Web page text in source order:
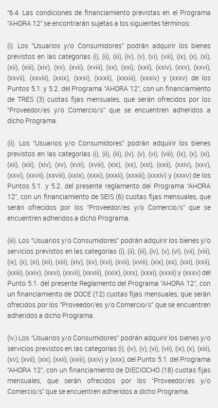
“6.4. Las condiciones de financiamiento previstas en el Programa
“AHORA 12” se encontrarán sujetas a los siguientes términos:
(i). Los “Usuarios y/o Consumidores” podrán adquirir los bienes
previstos en las categorías (i), (ii), (iii), (iv), (v), (vi), (viii), (ix), (x), (xi),
(xii), (xiii), (xiv), (xv), (xvii), (xviii), (xx), (xxi), (xxii), (xxiv), (xxv), (xxvi),
(xxvii), (xxviii), (xxix), (xxxi), (xxxii), (xxxiii), (xxxiv) y (xxxv) de los
Puntos 5.1. y 5.2. del Programa “AHORA 12”, con un financiamiento
de TRES (3) cuotas fijas mensuales, que serán ofrecidos por los
“Proveedor/es y/o Comercio/s” que se encuentren adheridos a
dicho Programa.
(ii). Los “Usuarios y/o Consumidores” podrán adquirir los bienes
previstos en las categorías (i), (ii), (iii), (iv), (v), (vi), (viii), (ix), (x), (xi),
(xii), (xiii), (xiv), (xv), (xvii), (xviii), (xix), (xx), (xxi), (xxii), (xxiv), (xxv),
(xxvi), (xxvii), (xxviii), (xxix), (xxxi), (xxxii), (xxxiii), (xxxiv) y (xxxv) de los
Puntos 5.1. y 5.2. del presente reglamento del Programa “AHORA
12”, con un financiamiento de SEIS (6) cuotas fijas mensuales, que
serán ofrecidos por los “Proveedor/es y/o Comercio/s” que se
encuentren adheridos a dicho Programa.
(iii). Los “Usuarios y/o Consumidores” podrán adquirir los bienes y/o
servicios previstos en las categorías (i), (ii), (iii), (iv), (v), (vi), (vii), (viii),
(ix), (x), (xi), (xii), (xiii), (xiv), (xv), (xvi), (xvii), (xviii), (xix), (xx), (xxi), (xxii),
(xxiii), (xxiv), (xxvi), (xxvii), (xxviii), (xxix), (xxx), (xxxi), (xxxii) y (xxxv) del
Punto 5.1. del presente Reglamento del Programa “AHORA 12”, con
un financiamiento de DOCE (12) cuotas fijas mensuales, que serán
ofrecidos por los “Proveedor/es y/o Comercio/s” que se encuentren
adheridos a dicho Programa.
(iv.) Los “Usuarios y/o Consumidores” podrán adquirir los bienes y/o
servicios previstos en las categorías (i), (iv), (v), (vi), (vii), (ix), (x), (xiii),
(xv), (xvii), (xix), (xxii), (xxiii), (xxiv) y (xxx); del Punto 5.1. del Programa
“AHORA 12”, con un financiamiento de DIECIOCHO (18) cuotas fijas
mensuales, que serán ofrecidos por los “Proveedor/es y/o
Comercio/s” que se encuentren adheridos a dicho Programa.